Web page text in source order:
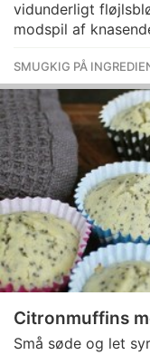
vidunderligt
modspil af
SMUGKIG PÅ
Citronmuffins
Små søde og let